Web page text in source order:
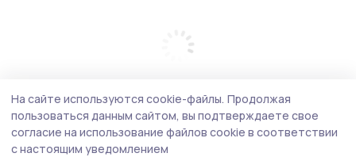
На сайте используются cookie-файлы. Продолжая
пользоваться данным сайтом, вы подтверждаете свое
согласие на использование файлов cookie в соответствии
с настоящим уведомлением